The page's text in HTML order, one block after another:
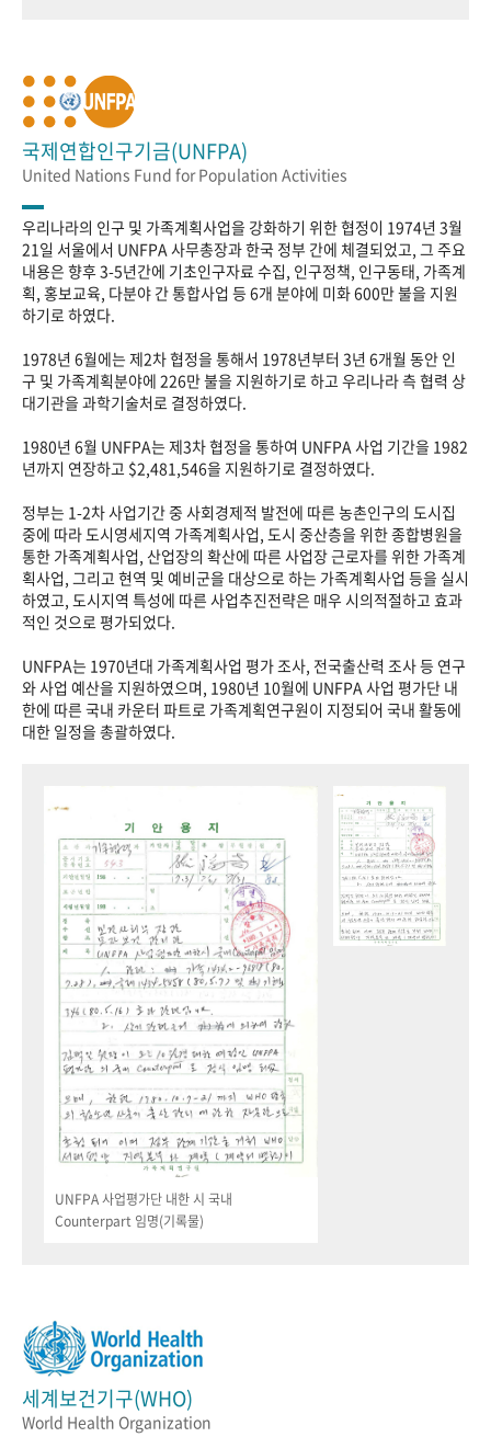
국제연합인구기금(UNFPA)
United Nations Fund for Population Activities
우리나라의 인구 및 가족계획사업을 강화하기 위한 협정이 1974년 3월
21일 서울에서 UNFPA 사무총장과 한국 정부 간에 체결되었고, 그 주요
내용은 향후 3-5년간에 기초인구자료 수집, 인구정책, 인구동태, 가족계
획, 홍보교육, 다분야 간 통합사업 등 6개 분야에 미화 600만 불을 지원
하기로 하였다.
1978년 6월에는 제2차 협정을 통해서 1978년부터 3년 6개월 동안 인
구 및 가족계획분야에 226만 불을 지원하기로 하고 우리나라 측 협력 상
대기관을 과학기술처로 결정하였다.
1980년 6월 UNFPA는 제3차 협정을 통하여 UNFPA 사업 기간을 1982
년까지 연장하고 $2,481,546을 지원하기로 결정하였다.
정부는 1-2차 사업기간 중 사회경제적 발전에 따른 농촌인구의 도시집
중에 따라 도시영세지역 가족계획사업, 도시 중산층을 위한 종합병원을
통한 가족계획사업, 산업장의 확산에 따른 사업장 근로자를 위한 가족계
획사업, 그리고 현역 및 예비군을 대상으로 하는 가족계획사업 등을 실시
하였고, 도시지역 특성에 따른 사업추진전략은 매우 시의적절하고 효과
적인 것으로 평가되었다.
UNFPA는 1970년대 가족계획사업 평가 조사, 전국출산력 조사 등 연구
와 사업 예산을 지원하였으며, 1980년 10월에 UNFPA 사업 평가단 내
한에 따른 국내 카운터 파트로 가족계획연구원이 지정되어 국내 활동에
대한 일정을 총괄하였다.
UNFPA 사업평가단 내한 시 국내
Counterpart 임명(기록물)
세계보건기구(WHO)
World Health Organization